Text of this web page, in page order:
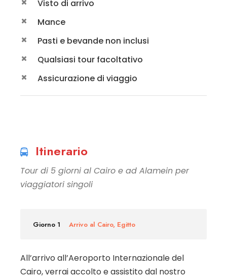
Visto di arrivo
Mance
Pasti e bevande non inclusi
Qualsiasi tour facoltativo
Assicurazione di viaggio
Itinerario
Tour di 5 giorni al Cairo e ad Alamein per
viaggiatori singoli
Giorno 1 Arrivo al Cairo, Egitto
All’arrivo all’Aeroporto Internazionale del
Cairo, verrai accolto e assistito dal nostro